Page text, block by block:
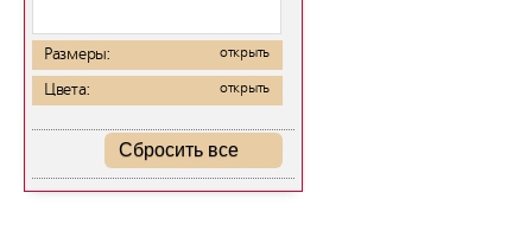
Размеры: открыть
Цвета: открыть
Сбросить все